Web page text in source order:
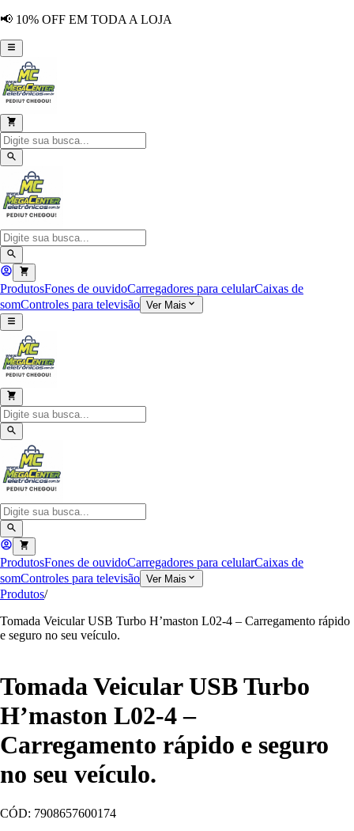
📢 10% OFF EM TODA A LOJA
ProdutosFones de ouvidoCarregadores para celularCaixas de
somControles para televisão Ver Mais
ProdutosFones de ouvidoCarregadores para celularCaixas de
somControles para televisão Ver Mais
Produtos/
Tomada Veicular USB Turbo H’maston L02-4 – Carregamento rápido
e seguro no seu veículo.
Tomada Veicular USB Turbo
H’maston L02-4 –
Carregamento rápido e seguro
no seu veículo.
CÓD: 7908657600174